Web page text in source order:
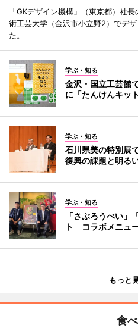
「GKデザイン機構」（東京都）社
術工芸大学（金沢市小立野2）でデ
た。
学ぶ・知る
金沢・国立工芸館
に「たんけんキッ
学ぶ・知る
石川県美の特別展
復興の課題と明る
学ぶ・知る
「さぶろうべい」
ト コラボメニュ
もっと
食